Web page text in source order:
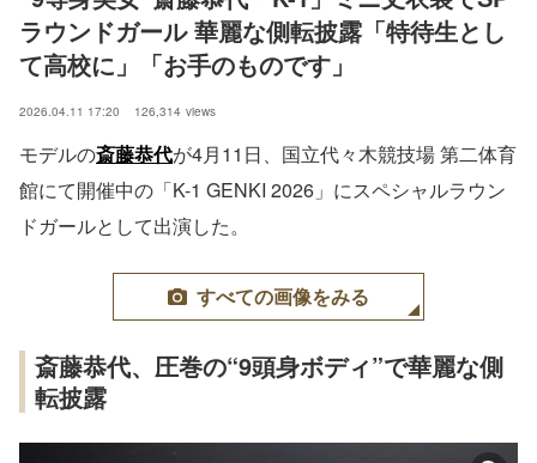
ラウンドガール 華麗な側転披露「特待生とし
て高校に」「お手のものです」
2026.04.11 17:20 126,314 views
モデルの斎藤恭代が4月11日、国⽴代々⽊競技場 第⼆体育
館にて開催中の「K-1 GENKI 2026」にスペシャルラウン
ドガールとして出演した。
すべての画像をみる
斎藤恭代、圧巻の“9頭身ボディ”で華麗な側
転披露